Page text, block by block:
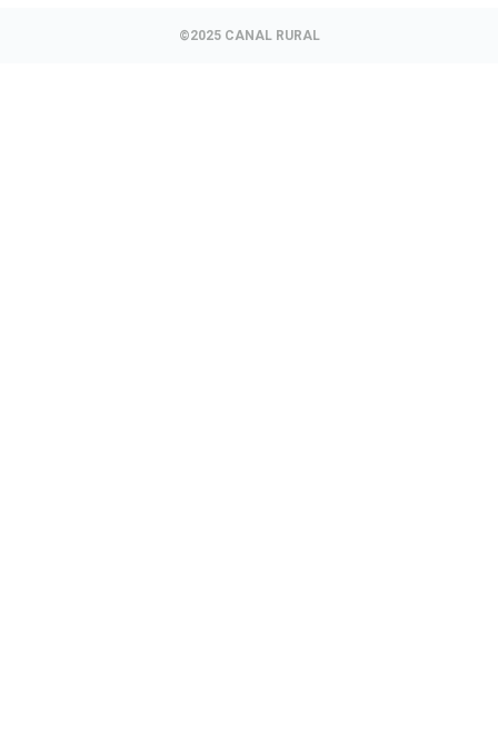
©2025 CANAL RURAL